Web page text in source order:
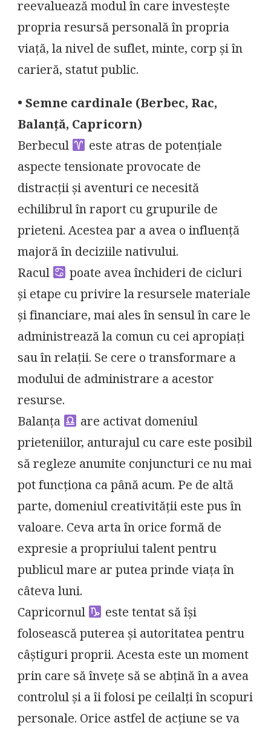
reevaluează modul în care investește
propria resursă personală în propria
viață, la nivel de suflet, minte, corp și în
carieră, statut public.
• Semne cardinale (Berbec, Rac,
Balanță, Capricorn)
Berbecul
este atras de potențiale
aspecte tensionate provocate de
distracții și aventuri ce necesită
echilibrul în raport cu grupurile de
prieteni. Acestea par a avea o influență
majoră în deciziile nativului.
Racul
poate avea închideri de cicluri
și etape cu privire la resursele materiale
și financiare, mai ales în sensul în care le
administrează la comun cu cei apropiați
sau în relații. Se cere o transformare a
modului de administrare a acestor
resurse.
Balanța
are activat domeniul
prieteniilor, anturajul cu care este posibil
să regleze anumite conjuncturi ce nu mai
pot funcționa ca până acum. Pe de altă
parte, domeniul creativității este pus în
valoare. Ceva arta în orice formă de
expresie a propriului talent pentru
publicul mare ar putea prinde viața în
câteva luni.
Capricornul
este tentat să își
folosească puterea și autoritatea pentru
câștiguri proprii. Acesta este un moment
prin care să învețe să se abțină în a avea
controlul și a îi folosi pe ceilalți în scopuri
personale. Orice astfel de acțiune se va